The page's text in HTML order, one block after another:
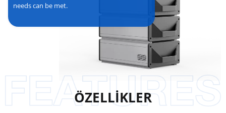
needs can be met.
ÖZELLİKLER